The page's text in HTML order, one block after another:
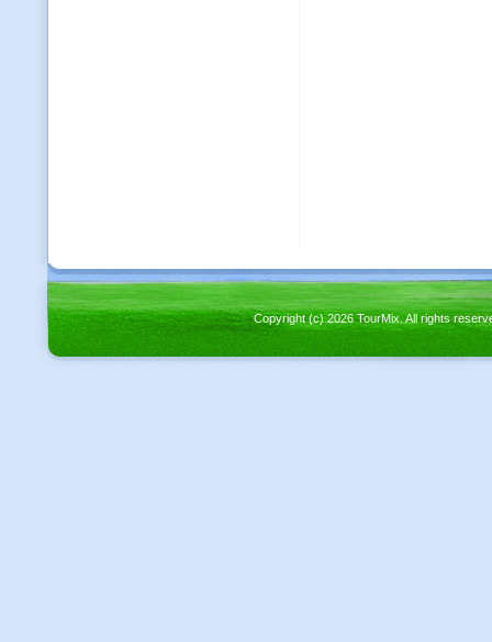
Copyright (c) 2026 TourMix. All rights